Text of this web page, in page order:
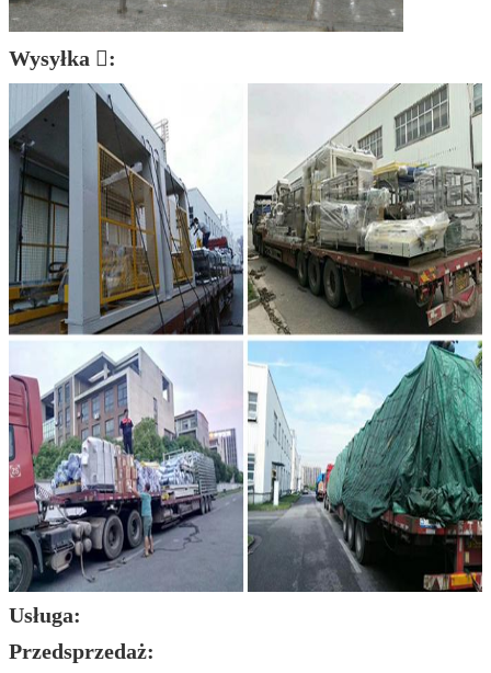
Wysyłka :
Usługa:
Przedsprzedaż: